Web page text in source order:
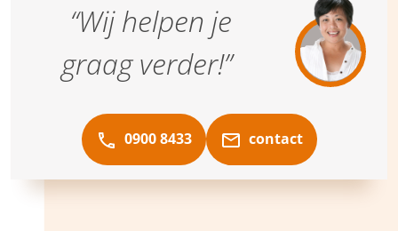
“Wij helpen je
graag verder!”
0900 8433 contact